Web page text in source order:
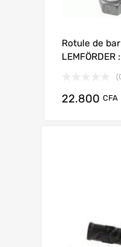
Rotule de
22.800 CFA